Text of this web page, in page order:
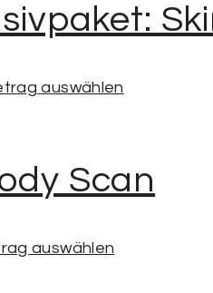
auswählen
Scan
auswählen